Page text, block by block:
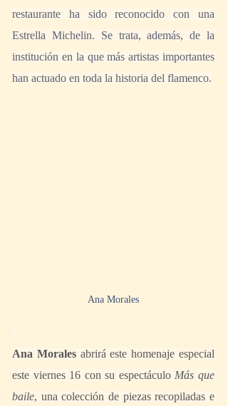
restaurante ha sido reconocido con una
Estrella Michelin. Se trata, además, de la
institución en la que más artistas importantes
han actuado en toda la historia del flamenco.
Ana Morales
Ana Morales abrirá este homenaje especial
este viernes 16 con su espectáculo Más que
baile, una colección de piezas recopiladas e